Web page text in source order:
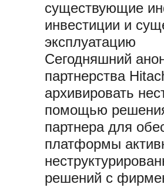
существующие
инвестиции и
эксплуатацию
Сегодняшний
партнерства
архивировать
помощью
партнера для
платформы
решений с